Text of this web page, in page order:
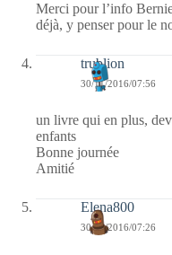
Merci pour l’info
déjà, y penser pour le
trublion
30/11/2016/07:56
un livre qui en plus,
enfants
Bonne journée
Amitié
Elena800
30/11/2016/07:26